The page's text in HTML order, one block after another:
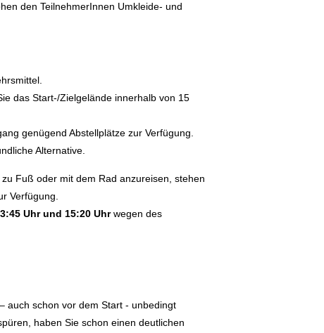
den TeilnehmerInnen Umkleide- und
das Start-/Zielgelände innerhalb von 15
genügend Abstellplätze zur Verfügung.
Alternative.
Fuß oder mit dem Rad anzureisen, stehen
Verfügung.
Uhr und 15:20 Uhrwegen des
auch schon vor dem Start - unbedingt
haben Sie schon einen deutlichen